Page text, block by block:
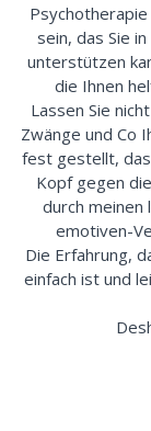
sein, das Sie
unterstützen
die Ihnen
Lassen Sie
Zwänge und Co
fest gestellt,
Kopf gegen
durch
emotiven-
Die Erfahrung,
einfach ist und